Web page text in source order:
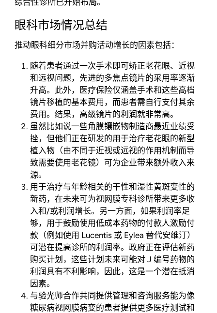
眼科市场情况总结
推动眼科细分市场并购活动增长的因素包括：
随着患者通过一次手术即可矫正老花眼、近视
和远视问题，先进的多焦点镜片的采用率逐渐
升高。此外，医疗保险仅涵盖手术和这些高档
镜片移植的基本费用，而患者需自行支付其余
费用。结果，高级镜片的利润就非常高。
虽然比如说一些角膜镶嵌物制造商最近业绩受
挫，但他们正在研发的用于治疗老花眼的新型
植入物（由不同于近视或远视的作用机制而导
致需要使用老花镜）可为企业带来额外收入来
源。
用于治疗与年龄相关的干性和湿性黄斑变性的
新药，在未来可为视网膜专科诊所带来更多收
入和/或利润增长。另一方面，如果利润率足
够，用于鼓励使用低成本药物的付款人激励付
款（例如使用 Lucentis 或 Eylea 替代安维汀）
可潜在提高诊所的利润率。政府正在评估新药
购买计划，这些计划未来可能对 J 编号药物的
利润具有不利影响，因此，这是一个潜在抵消
因素。
与验光师合作共同提供管理和咨询服务能为像
糖尿病视网膜病变的患者提供更多医疗测试和